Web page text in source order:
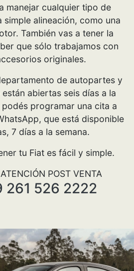
manejar cualquier tipo de
simple alineación, como una
También vas a tener la
que sólo trabajamos con
originales.
de autopartes y
abiertas seis días a la
podés programar una cita a
que está disponible
7 días a la semana.
tu Fiat es fácil y simple.
POST VENTA
261 526 2222